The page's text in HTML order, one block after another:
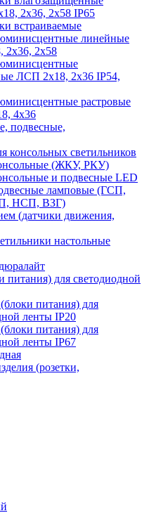
2х36, 2х58 IP65
встраиваемые
линейные
2х58
ЛСП 2х18, 2х36 IP54,
растровые
4х36
подвесные,
консольных светильников
(ЖКУ, РКУ)
и подвесные LED
ламповые (ГСП,
НСП, ВЗГ)
(датчики движения,
настольные
питания) для светодиодной
питания) для
ленты IP20
питания) для
ленты IP67
(розетки,